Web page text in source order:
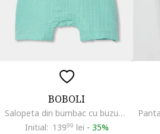
BOBOLI
Salopeta din bumbac cu buzunare aplicate, Verde menta
Initial: 13999 lei - 35%